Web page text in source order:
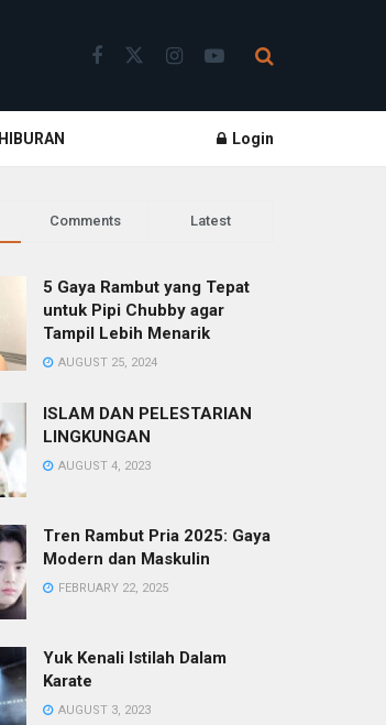
HIBURAN Login
Comments Latest
5 Gaya Rambut yang Tepat
untuk Pipi Chubby agar
Tampil Lebih Menarik
AUGUST 25, 2024
ISLAM DAN PELESTARIAN
LINGKUNGAN
AUGUST 4, 2023
Tren Rambut Pria 2025: Gaya
Modern dan Maskulin
FEBRUARY 22, 2025
Yuk Kenali Istilah Dalam
Karate
AUGUST 3, 2023